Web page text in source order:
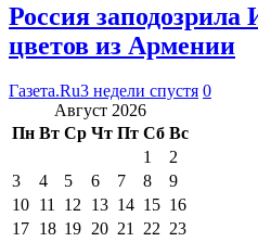
Россия заподозрила
цветов из Армении
Газета.Ru3 недели спустя 0
Август 2026
Пн Вт Ср Чт Пт Сб Вс
1
2
3
4 5 6 7 8
9
10 11 12 13 14 15 16
17 18 19 20 21 22 23